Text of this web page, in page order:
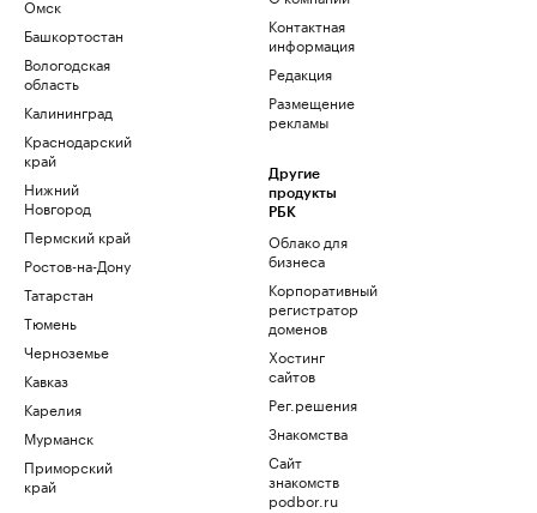
Омск
Башкортостан
Вологодская
область
Калининград
Краснодарский
край
Нижний
Новгород
Пермский край
Ростов-на-Дону
Татарстан
Тюмень
Черноземье
Кавказ
Карелия
Мурманск
Приморский
край
Контактная
информация
Редакция
Размещение
рекламы
Другие
продукты
РБК
Облако для
бизнеса
Корпоративный
регистратор
доменов
Хостинг
сайтов
Рег.решения
Знакомства
Сайт
знакомств
podbor.ru